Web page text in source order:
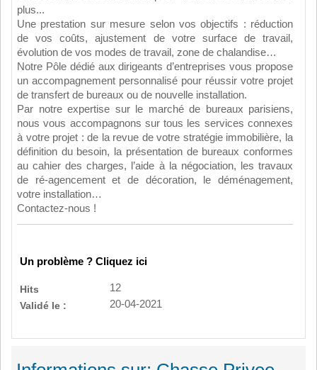
plus...
Une prestation sur mesure selon vos objectifs : réduction
de vos coûts, ajustement de votre surface de travail,
évolution de vos modes de travail, zone de chalandise…
Notre Pôle dédié aux dirigeants d’entreprises vous propose
un accompagnement personnalisé pour réussir votre projet
de transfert de bureaux ou de nouvelle installation.
Par notre expertise sur le marché de bureaux parisiens,
nous vous accompagnons sur tous les services connexes
à votre projet : de la revue de votre stratégie immobilière, la
définition du besoin, la présentation de bureaux conformes
au cahier des charges, l’aide à la négociation, les travaux
de ré-agencement et de décoration, le déménagement,
votre installation…
Contactez-nous !
Un problème ? Cliquez ici
Hits
12
Validé le :
20-04-2021